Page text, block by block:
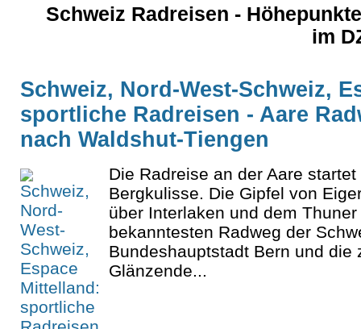
Schweiz Radreisen -
im
Schweiz, Nord-West-Schweiz,
sportliche Radreisen - Aare
nach Waldshut-Tiengen
Die Radreise an der Aare
Bergkulisse. Die Gipfel von
über Interlaken und dem
bekanntesten Radweg der
Bundeshauptstadt Bern und
Glänzende...